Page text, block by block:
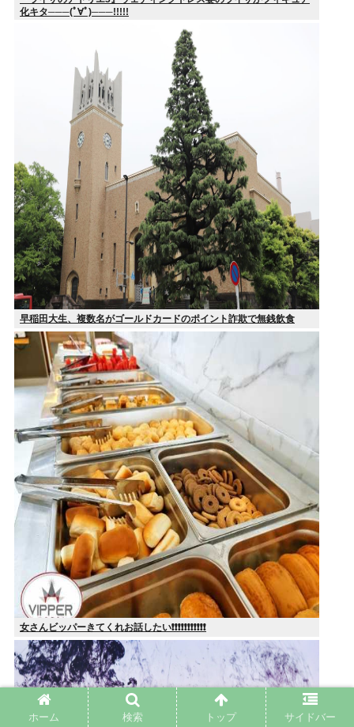
化キタ───(ﾟ∀ﾟ)───!!!!!
早稲田大生、複数名がゴールドカードのポイント詐欺で無銭飲食
女さんビッパーきてくれお話したい❗❗❗❗❗❗❗❗❗❗❗
ホーム 検索 トップ サイドバー